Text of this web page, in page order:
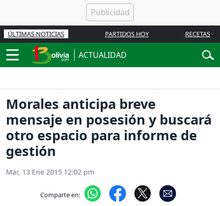
ÚLTIMAS NOTICIAS PARTIDOS HOY RECETAS
ACTUALIDAD
Morales anticipa breve
mensaje en posesión y buscará
otro espacio para informe de
gestión
Mar, 13 Ene 2015 12:02 pm
Comparte en: